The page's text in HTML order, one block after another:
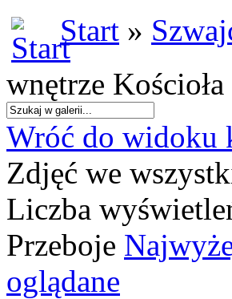
Start »
wnętrze Kościoła
Wróć do widoku
Zdjęć we
Liczba
Przeboje
oglądane